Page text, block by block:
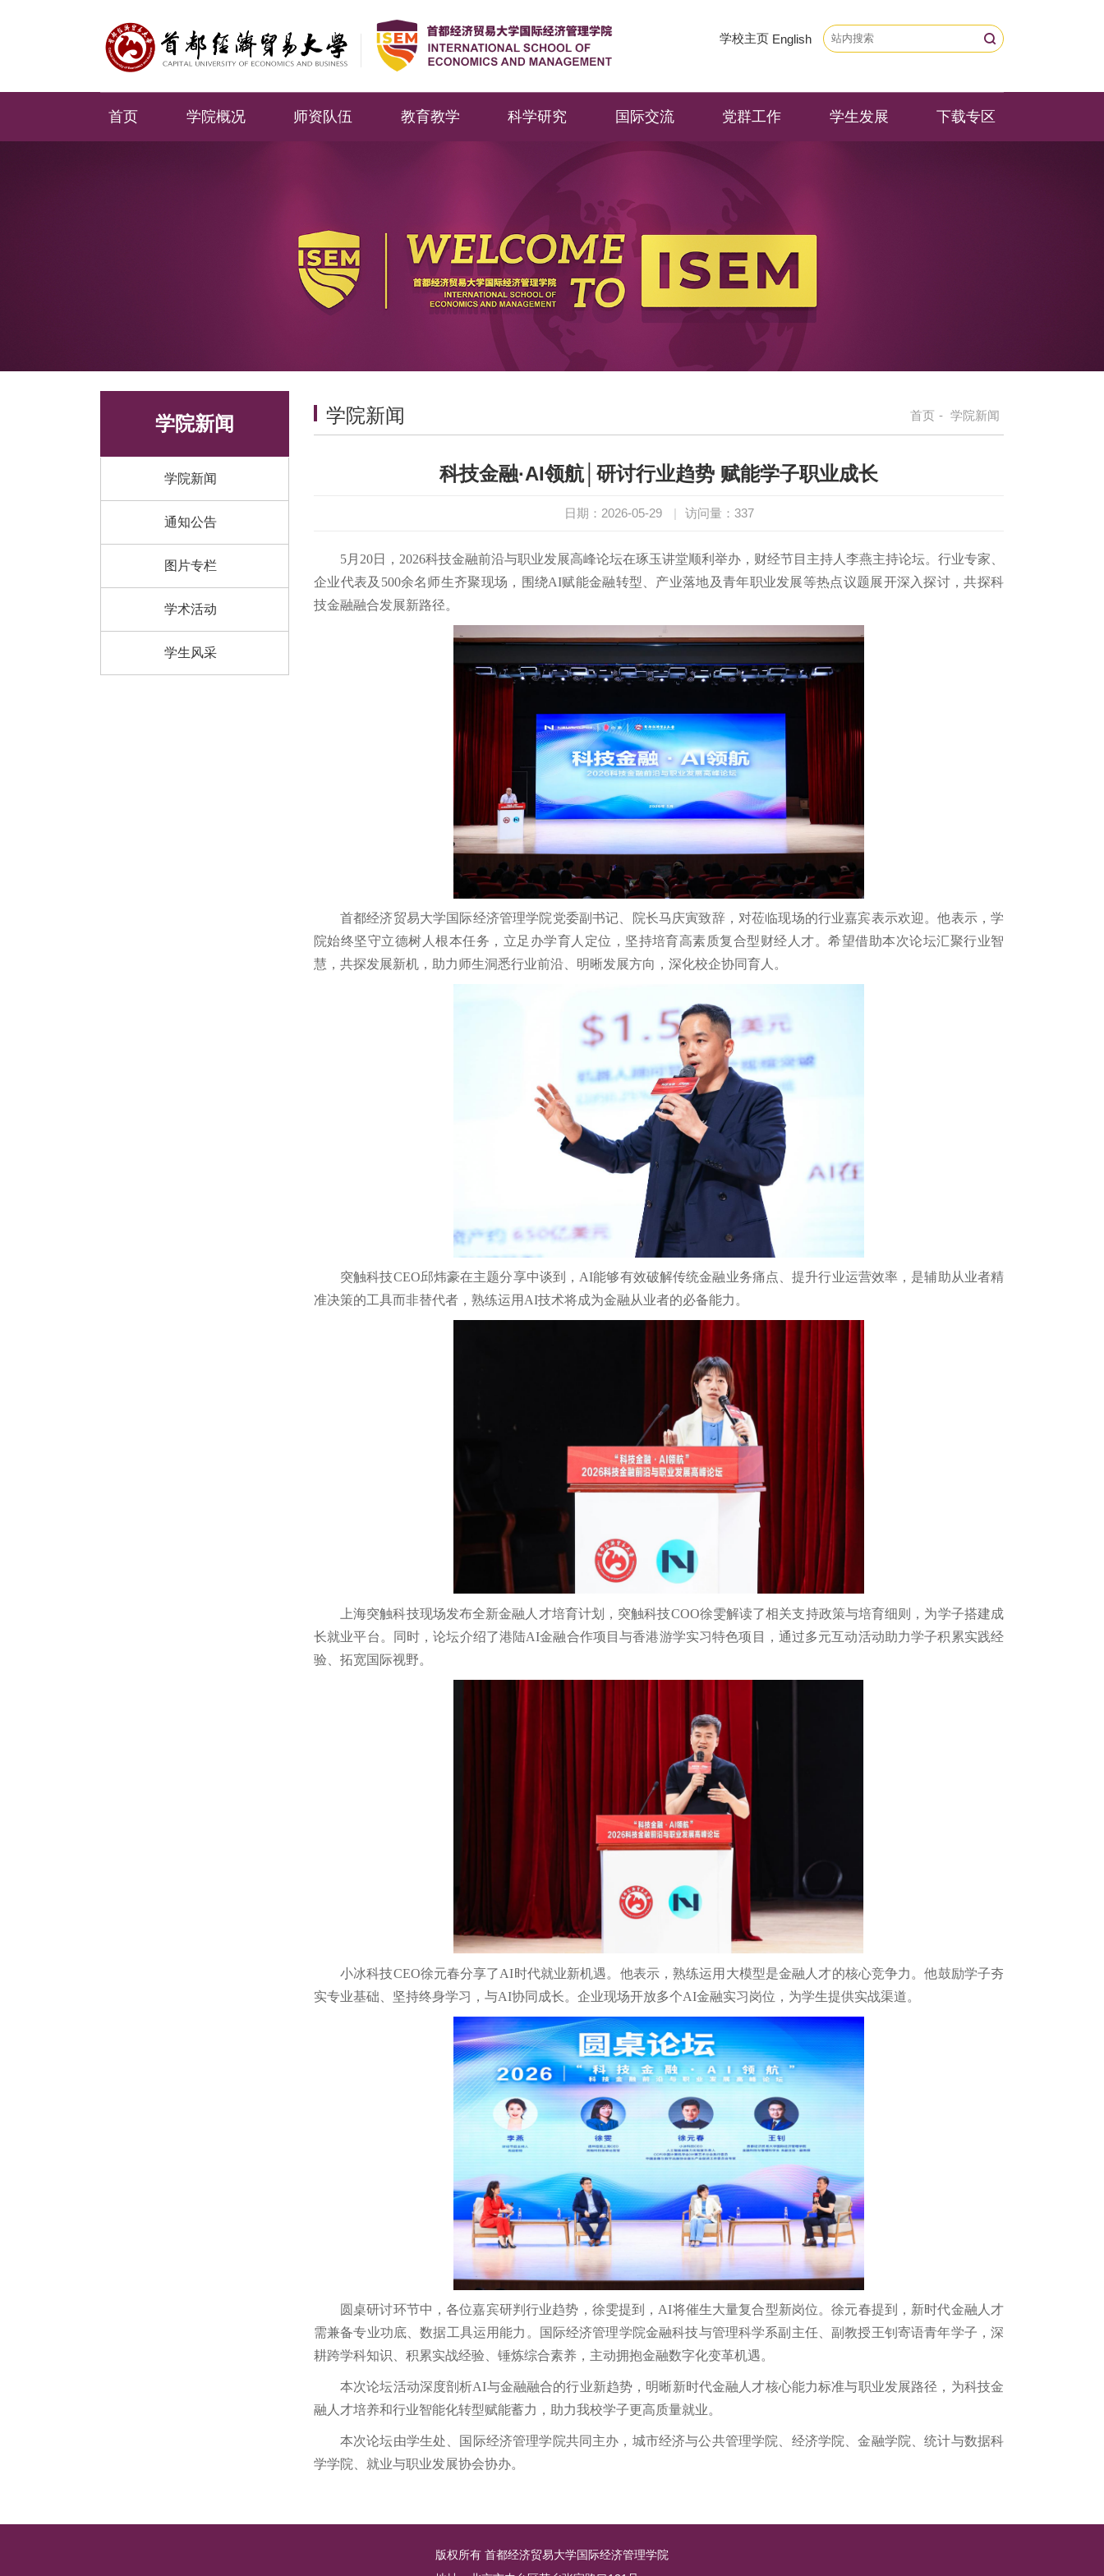
学校主页 English
首页 学院概况 师资队伍 教育教学 科学研究 国际交流 党群工作 学生发展 下载专区
学院新闻
学院新闻
通知公告
图片专栏
学术活动
学生风采
首页 - 学院新闻
学院新闻
科技金融·AI领航│研讨行业趋势 赋能学子职业成长
日期：2026-05-29 | 访问量： 337
5月20日，2026科技金融前沿与职业发展高峰论坛在琢玉讲堂顺利举办，财经节目主持人李燕主持论坛。行业专家、
企业代表及500余名师生齐聚现场，围绕AI赋能金融转型、产业落地及青年职业发展等热点议题展开深入探讨，共探科
技金融融合发展新路径。
首都经济贸易大学国际经济管理学院党委副书记、院长马庆寅致辞，对莅临现场的行业嘉宾表示欢迎。他表示，学
院始终坚守立德树人根本任务，立足办学育人定位，坚持培育高素质复合型财经人才。希望借助本次论坛汇聚行业智
慧，共探发展新机，助力师生洞悉行业前沿、明晰发展方向，深化校企协同育人。
突触科技CEO邱炜豪在主题分享中谈到，AI能够有效破解传统金融业务痛点、提升行业运营效率，是辅助从业者精
准决策的工具而非替代者，熟练运用AI技术将成为金融从业者的必备能力。
上海突触科技现场发布全新金融人才培育计划，突触科技COO徐雯解读了相关支持政策与培育细则，为学子搭建成
长就业平台。同时，论坛介绍了港陆AI金融合作项目与香港游学实习特色项目，通过多元互动活动助力学子积累实践经
验、拓宽国际视野。
小冰科技CEO徐元春分享了AI时代就业新机遇。他表示，熟练运用大模型是金融人才的核心竞争力。他鼓励学子夯
实专业基础、坚持终身学习，与AI协同成长。企业现场开放多个AI金融实习岗位，为学生提供实战渠道。
圆桌研讨环节中，各位嘉宾研判行业趋势，徐雯提到，AI将催生大量复合型新岗位。徐元春提到，新时代金融人才
需兼备专业功底、数据工具运用能力。国际经济管理学院金融科技与管理科学系副主任、副教授王钊寄语青年学子，深
耕跨学科知识、积累实战经验、锤炼综合素养，主动拥抱金融数字化变革机遇。
本次论坛活动深度剖析AI与金融融合的行业新趋势，明晰新时代金融人才核心能力标准与职业发展路径，为科技金
融人才培养和行业智能化转型赋能蓄力，助力我校学子更高质量就业。
本次论坛由学生处、国际经济管理学院共同主办，城市经济与公共管理学院、经济学院、金融学院、统计与数据科
学学院、就业与职业发展协会协办。
版权所有 首都经济贸易大学国际经济管理学院